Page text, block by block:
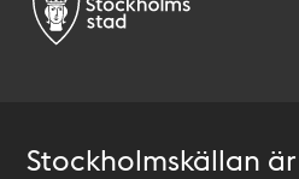
Stockholmskällan